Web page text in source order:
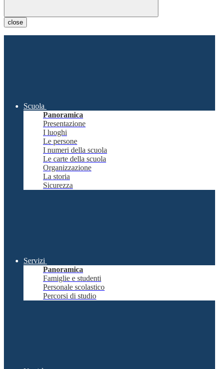
close
Scuola
Panoramica
Presentazione
I luoghi
Le persone
I numeri della scuola
Le carte della scuola
Organizzazione
La storia
Sicurezza
Servizi
Panoramica
Famiglie e studenti
Personale scolastico
Percorsi di studio